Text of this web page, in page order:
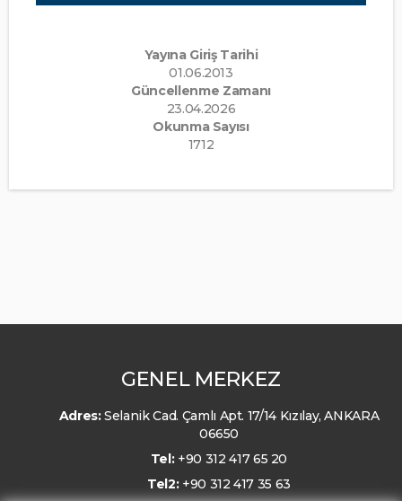
Yayına Giriş Tarihi
01.06.2013
Güncellenme Zamanı
23.04.2026
Okunma Sayısı
1712
GENEL MERKEZ
Adres:Selanik Cad. Çamlı Apt. 17/14 Kızılay, ANKARA
06650
Tel: +90 312 417 65 20
Tel2: +90 312 417 35 63